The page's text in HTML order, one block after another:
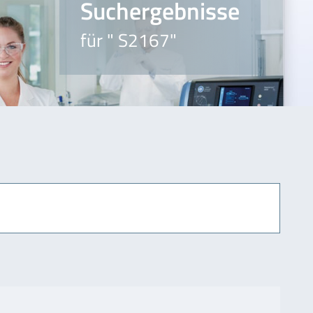
Suchergebnisse
für " S2167"